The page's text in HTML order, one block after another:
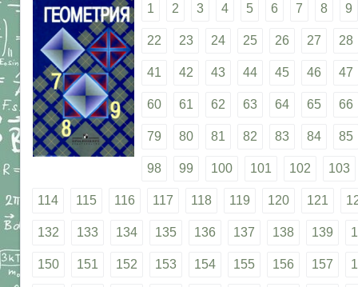
1 2 3 4 5 6 7 8 9
22 23 24 25 26 27 28
41 42 43 44 45 46 47
60 61 62 63 64 65 66
79 80 81 82 83 84 85
98 99 100 101 102 103
114 115 116 117 118 119 120 121
132 133 134 135 136 137 138 139
150 151 152 153 154 155 156 157